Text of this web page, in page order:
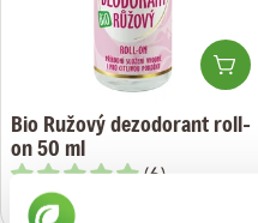
Bio Ružový dezodorant roll-
on 50 ml
(6)
Bežná
€7,49